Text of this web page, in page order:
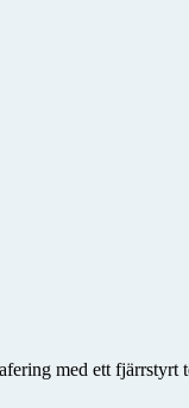
med ett fjärrstyrt